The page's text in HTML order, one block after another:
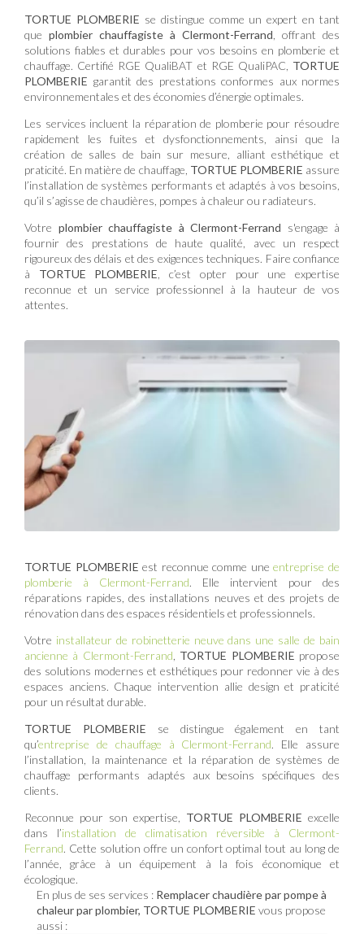
TORTUE PLOMBERIE se distingue comme un expert en tant
que plombier chauffagiste à Clermont-Ferrand , offrant des
solutions fiables et durables pour vos besoins en plomberie et
chauffage. Certifié RGE QualiBAT et RGE QualiPAC, TORTUE
PLOMBERIE garantit des prestations conformes aux normes
environnementales et des économies d’énergie optimales.
Les services incluent la réparation de plomberie pour résoudre
rapidement les fuites et dysfonctionnements, ainsi que la
création de salles de bain sur mesure, alliant esthétique et
praticité. En matière de chauffage, TORTUE PLOMBERIE assure
l’installation de systèmes performants et adaptés à vos besoins,
qu’il s’agisse de chaudières, pompes à chaleur ou radiateurs.
Votre plombier chauffagiste à Clermont-Ferrand s'engage à
fournir des prestations de haute qualité, avec un respect
rigoureux des délais et des exigences techniques. Faire confiance
à TORTUE PLOMBERIE , c’est opter pour une expertise
reconnue et un service professionnel à la hauteur de vos
attentes.
TORTUE PLOMBERIE est reconnue comme uneentreprise de
plomberie à Clermont-Ferrand. Elle intervient pour des
réparations rapides, des installations neuves et des projets de
rénovation dans des espaces résidentiels et professionnels.
Votre installateur de robinetterie neuve dans une salle de bain
ancienne à Clermont-Ferrand TORTUE PLOMBERIE propose
des solutions modernes et esthétiques pour redonner vie à des
espaces anciens. Chaque intervention allie design et praticité
pour un résultat durable.
TORTUE PLOMBERIE se distingue également en tant
qu’entreprise de chauffage à Clermont-Ferrand. Elle assure
l’installation, la maintenance et la réparation de systèmes de
chauffage performants adaptés aux besoins spécifiques des
clients.
Reconnue pour son expertise, TORTUE PLOMBERIE excelle
dans l’installation de climatisation réversible à Clermont-
Ferrand. Cette solution offre un confort optimal tout au long de
l’année, grâce à un équipement à la fois économique et
écologique.
En plus de ses services : Remplacer chaudière par pompe à
chaleur par plombier, TORTUE PLOMBERIE vous propose
aussi :